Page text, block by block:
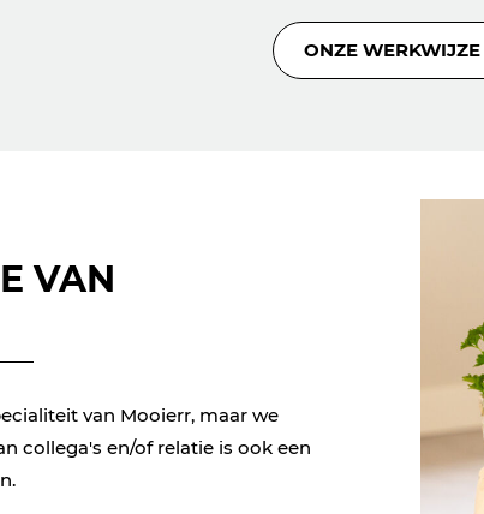
ONZE WERKWIJZE
VAN
van Mooierr, maar we
collega's en/of relatie is ook een